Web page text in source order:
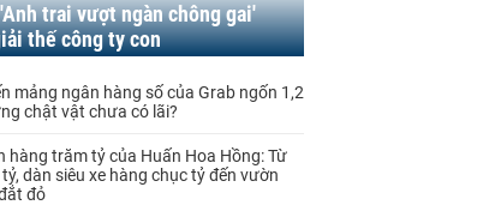
trai vượt ngàn chông gai'
thế công ty con
mảng ngân hàng số của Grab ngốn 1,2
chật vật chưa có lãi?
hàng trăm tỷ của Huấn Hoa Hồng: Từ
dàn siêu xe hàng chục tỷ đến vườn
đỏ